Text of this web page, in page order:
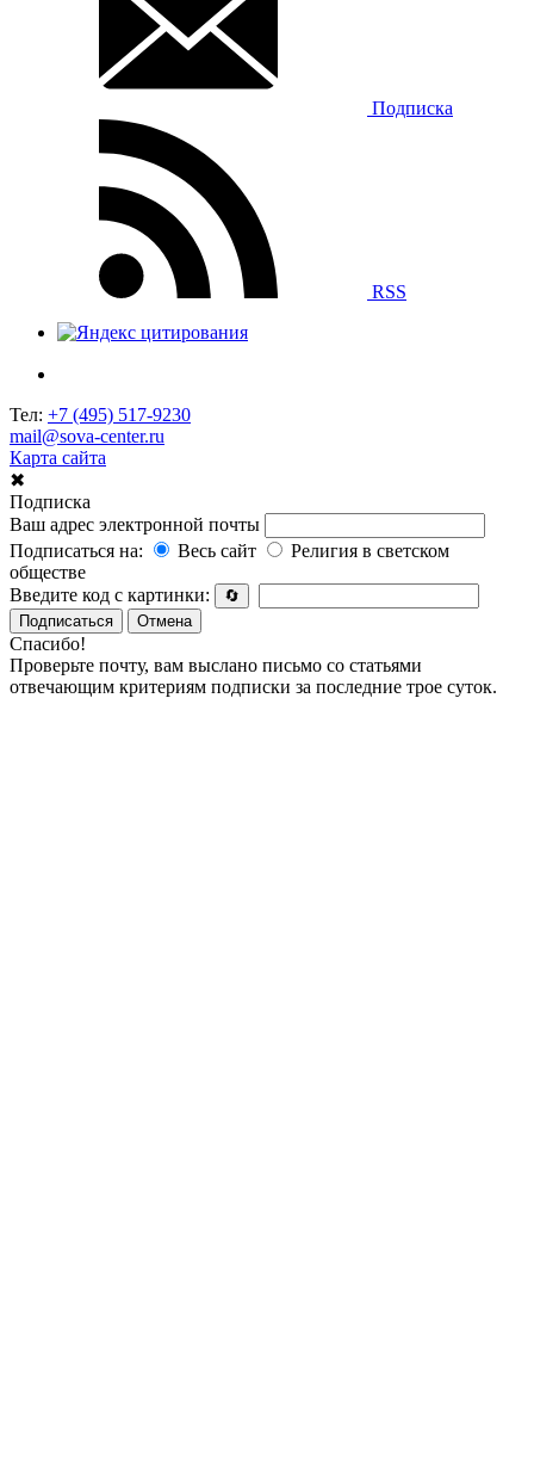
Подписка
RSS
Тел: +7 (495) 517-9230
mail@sova-center.ru
Карта сайта
✖
Подписка
Ваш адрес электронной почты
Подписаться на:
Весь сайт
Религия в светском
обществе
Введите код с картинки:
🔄
Подписаться
Отмена
Спасибо!
Проверьте почту, вам выслано письмо со статьями
отвечающим критериям подписки за последние трое суток.